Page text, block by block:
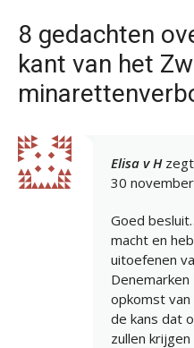
8 gedachten
kant van het
Elisa v H
30
Goed
macht en
uitoefenen
opkomst
de kans dat
zullen